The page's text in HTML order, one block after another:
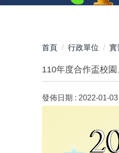
首頁 行政單位 實
110年度合作盃校
發佈日期 : 2022-01-03